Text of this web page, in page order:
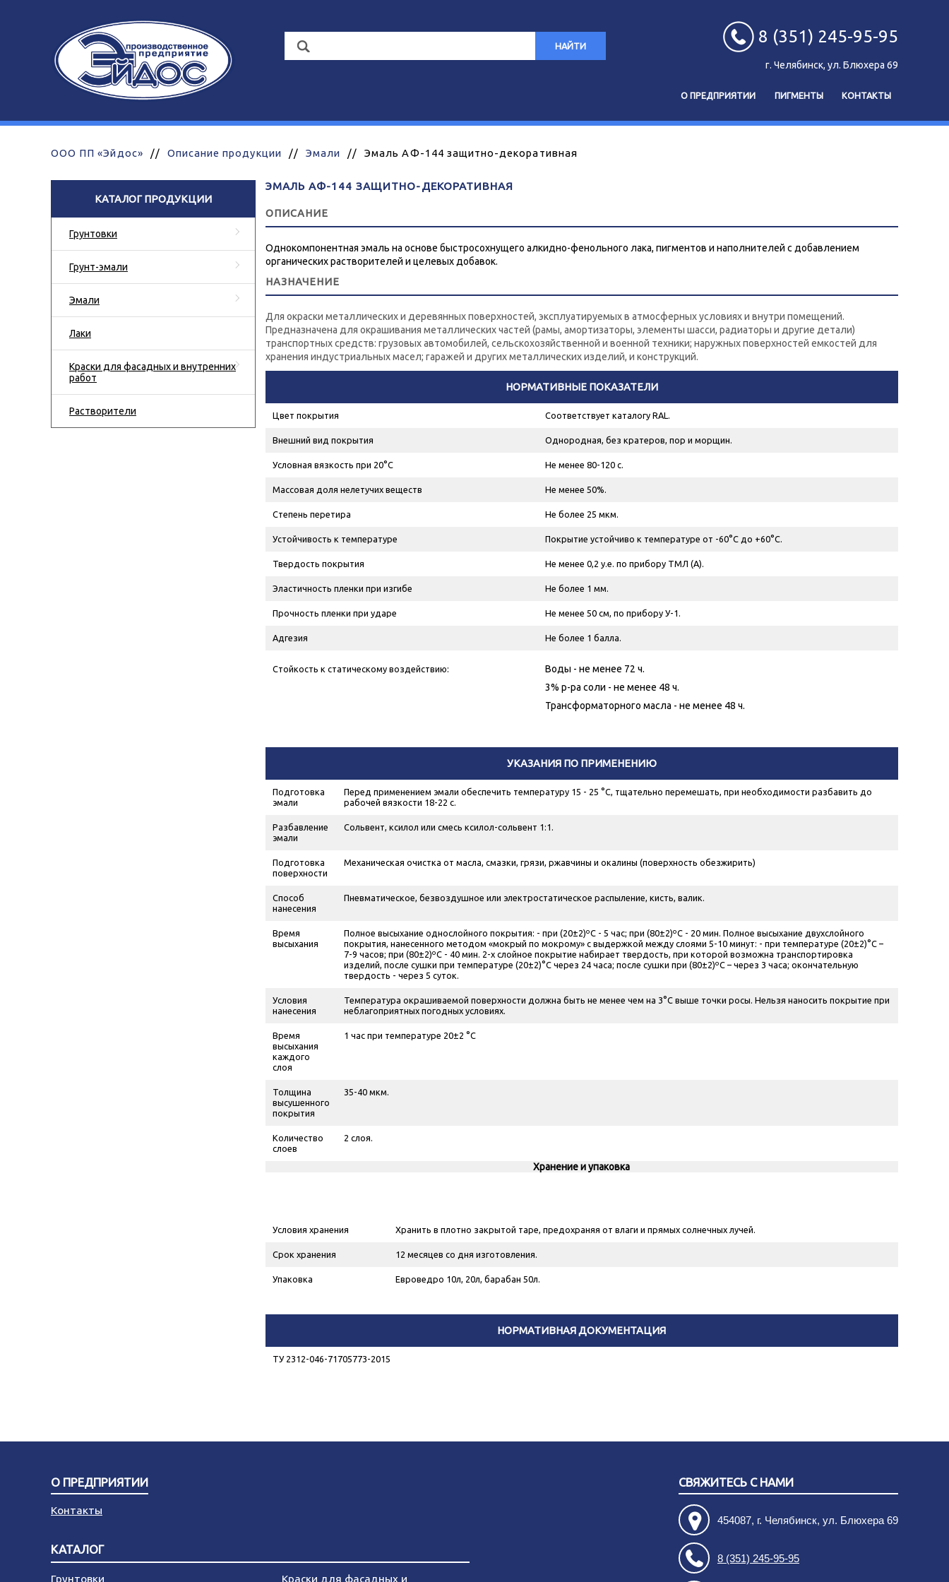
НАЙТИ 8 (351) 245-95-95
г. Челябинск, ул. Блюхера 69
О ПРЕДПРИЯТИИ ПИГМЕНТЫ КОНТАКТЫ
ООО ПП «Эйдос» // Описание продукции // Эмали // Эмаль АФ-144 защитно-декоративная
КАТАЛОГ ПРОДУКЦИИ
Грунтовки
Грунт-эмали
Эмали
Лаки
Краски для фасадных и внутренних
работ
Растворители
ЭМАЛЬ АФ-144 ЗАЩИТНО-ДЕКОРАТИВНАЯ
ОПИСАНИЕ
Однокомпонентная эмаль на основе быстросохнущего алкидно-фенольного лака, пигментов и наполнителей с добавлением
органических растворителей и целевых добавок.
НАЗНАЧЕНИЕ
Для окраски металлических и деревянных поверхностей, эксплуатируемых в атмосферных условиях и внутри помещений.
Предназначена для окрашивания металлических частей (рамы, амортизаторы, элементы шасси, радиаторы и другие детали)
транспортных средств: грузовых автомобилей, сельскохозяйственной и военной техники; наружных поверхностей емкостей для
хранения индустриальных масел; гаражей и других металлических изделий, и конструкций.
НОРМАТИВНЫЕ ПОКАЗАТЕЛИ
Цвет покрытия Соответствует каталогу RAL.
Внешний вид покрытия Однородная, без кратеров, пор и морщин.
Условная вязкость при 20°С Не менее 80-120 с.
Массовая доля нелетучих веществ Не менее 50%.
Степень перетира Не более 25 мкм.
Устойчивость к температуре Покрытие устойчиво к температуре от -60°С до +60°С.
Твердость покрытия Не менее 0,2 у.е. по прибору ТМЛ (А).
Эластичность пленки при изгибе Не более 1 мм.
Прочность пленки при ударе Не менее 50 см, по прибору У-1.
Адгезия Не более 1 балла.
Стойкость к статическому воздействию:
Воды - не менее 72 ч.
3% р-ра соли - не менее 48 ч.
Трансформаторного масла - не менее 48 ч.
УКАЗАНИЯ ПО ПРИМЕНЕНИЮ
Подготовка
эмали
Перед применением эмали обеспечить температуру 15 - 25 °С, тщательно перемешать, при необходимости разбавить до
рабочей вязкости 18-22 с.
Разбавление
эмали
Сольвент, ксилол или смесь ксилол-сольвент 1:1.
Подготовка
поверхности
Механическая очистка от масла, смазки, грязи, ржавчины и окалины (поверхность обезжирить)
Способ
нанесения
Пневматическое, безвоздушное или электростатическое распыление, кисть, валик.
Время
высыхания
Полное высыхание однослойного покрытия: - при (20±2)ºС - 5 час; при (80±2)ºС - 20 мин. Полное высыхание двухслойного
покрытия, нанесенного методом «мокрый по мокрому» с выдержкой между слоями 5-10 минут: - при температуре (20±2)°С –
7-9 часов; при (80±2)ºС - 40 мин. 2-х слойное покрытие набирает твердость, при которой возможна транспортировка
изделий, после сушки при температуре (20±2)°С через 24 часа; после сушки при (80±2)ºС – через 3 часа; окончательную
твердость - через 5 суток.
Условия
нанесения
Температура окрашиваемой поверхности должна быть не менее чем на 3°С выше точки росы. Нельзя наносить покрытие при
неблагоприятных погодных условиях.
Время
высыхания
каждого
слоя
1 час при температуре 20±2 °С
Толщина
высушенного
покрытия
35-40 мкм.
Количество
слоев
2 слоя.
Хранение и упаковка
Условия хранения Хранить в плотно закрытой таре, предохраняя от влаги и прямых солнечных лучей.
Срок хранения 12 месяцев со дня изготовления.
Упаковка Евроведро 10л, 20л, барабан 50л.
НОРМАТИВНАЯ ДОКУМЕНТАЦИЯ
ТУ 2312-046-71705773-2015
О ПРЕДПРИЯТИИ
Контакты
КАТАЛОГ
Грунтовки Краски для фасадных и
СВЯЖИТЕСЬ С НАМИ
454087, г. Челябинск, ул. Блюхера 69
8 (351) 245-95-95